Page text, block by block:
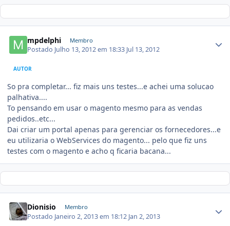
mpdelphi Membro
Postado Julho 13, 2012 em 18:33 Jul 13, 2012
AUTOR
So pra completar... fiz mais uns testes...e achei uma solucao
palhativa....
To pensando em usar o magento mesmo para as vendas
pedidos..etc...
Dai criar um portal apenas para gerenciar os fornecedores...e
eu utilizaria o WebServices do magento... pelo que fiz uns
testes com o magento e acho q ficaria bacana...
Dionisio Membro
Postado Janeiro 2, 2013 em 18:12 Jan 2, 2013